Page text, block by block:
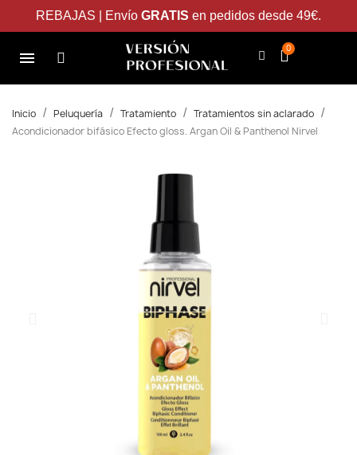
REBAJAS | Envío GRATIS en pedidos desde 49€.
Inicio Peluquería Tratamiento
Tratamientos sin aclarado
Acondicionador bifásico Efecto gloss. Argan Oil & Panthenol Nirvel